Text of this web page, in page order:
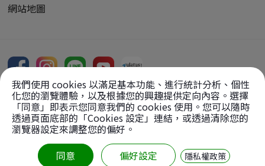
網站地圖
Copyright Reserved, 2026
【轉載圖文請先徵求同意】
我們使用 cookies 以滿足基本功能、進行統計分析、個性
化您的瀏覽體驗，以及根據您的興趣提供定向內容。選擇
「同意」即表示您同意我們的 cookies 使用。您可以隨時
透過頁面底部的「Cookies 設定」連結，或透過清除您的
瀏覽器設定來調整您的偏好。
同意
偏好設定 隱私權政策